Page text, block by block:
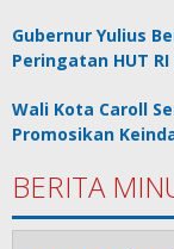
Gubernur Yulius
Peringatan HUT
Wali Kota Caroll
Promosikan
BERITA